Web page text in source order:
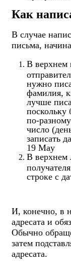
Как
В случае
письма,
В верхнем
нужно
фамилия,
лучше
по-
число
записать
19 May
В верхнем
строке с
И, конечно, в
адресата и
Обычно
затем
адресата.